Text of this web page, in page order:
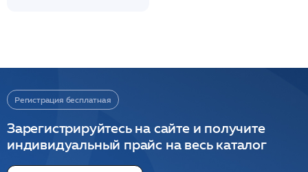
Регистрация бесплатная
Зарегистрируйтесь на сайте и получите
индивидуальный прайс на весь каталог